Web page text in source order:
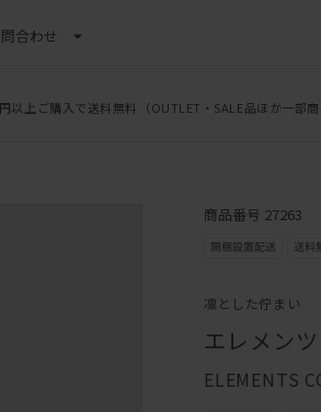
合わせ
上ご購入で送料無料 （OUTLET・SALE品ほか一部商
商品番号 27263
凛とした佇まい
エレメン
ELEMENTS